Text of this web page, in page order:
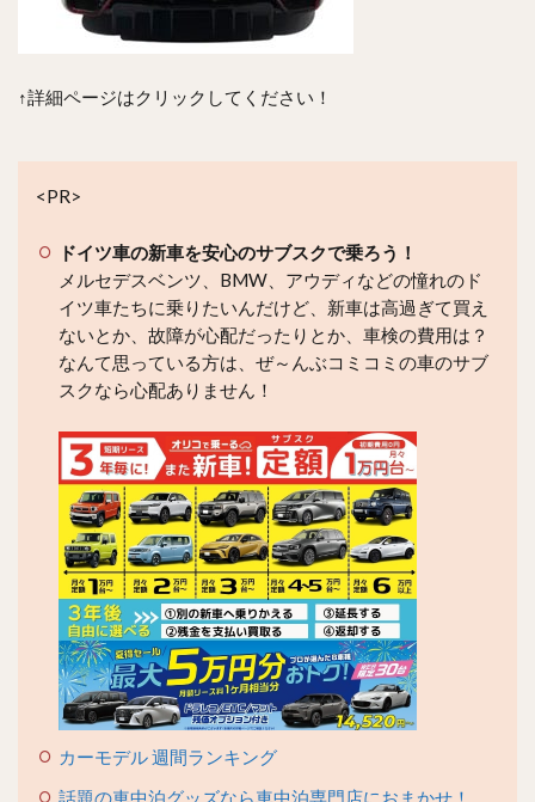
↑詳細ページはクリックしてください！
<PR>
ドイツ車の新車を安心のサブスクで乗ろう！
メルセデスベンツ、BMW、アウディなどの憧れのド
イツ車たちに乗りたいんだけど、新車は高過ぎて買え
ないとか、故障が心配だったりとか、車検の費用は？
なんて思っている方は、ぜ～んぶコミコミの車のサブ
スクなら心配ありません！
カーモデル 週間ランキング
話題の車中泊グッズなら車中泊専門店におまかせ！